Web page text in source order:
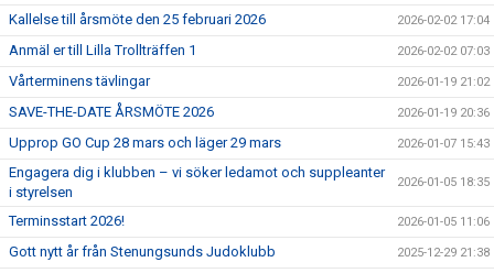
Kallelse till årsmöte den 25 februari 2026 2026-02-02 17:04
Anmäl er till Lilla Trollträffen 1 2026-02-02 07:03
Vårterminens tävlingar 2026-01-19 21:02
SAVE-THE-DATE ÅRSMÖTE 2026 2026-01-19 20:36
Upprop GO Cup 28 mars och läger 29 mars 2026-01-07 15:43
Engagera dig i klubben – vi söker ledamot och suppleanter
i styrelsen
2026-01-05 18:35
Terminsstart 2026! 2026-01-05 11:06
Gott nytt år från Stenungsunds Judoklubb 2025-12-29 21:38